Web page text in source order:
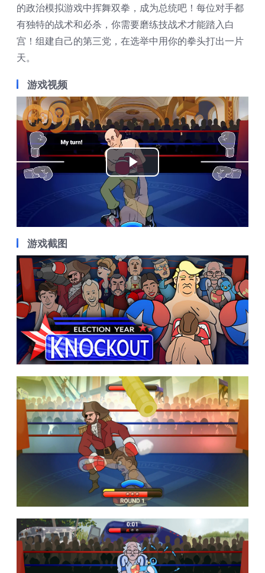
的政治模拟游戏中挥舞双拳，成为总统吧！每位对手都
有独特的战术和必杀，你需要磨练技战术才能踏入白
宫！组建自己的第三党，在选举中用你的拳头打出一片
天。
游戏视频
Play
Video
游戏截图